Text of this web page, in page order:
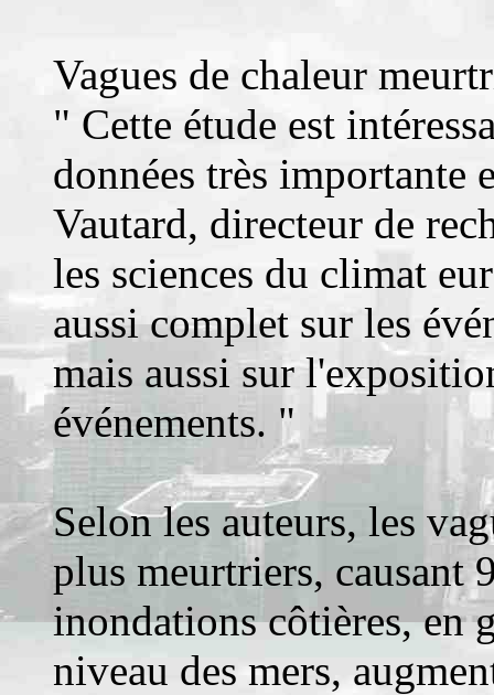
Vagues de chaleur
" Cette étude est
données très importante
Vautard, directeur de
les sciences du climat
aussi complet sur les
mais aussi sur
événements. "
Selon les auteurs, les
plus meurtriers, causant
inondations côtières, en
niveau des mers,